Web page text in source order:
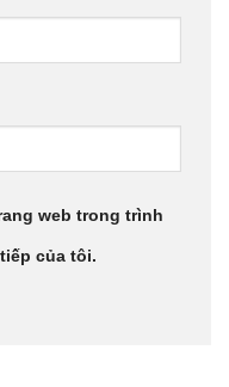
web trong trình
của tôi.